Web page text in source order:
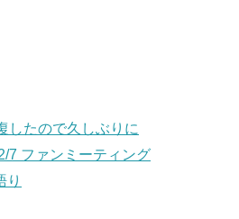
したので久しぶりに
7 ファンミーティング
り